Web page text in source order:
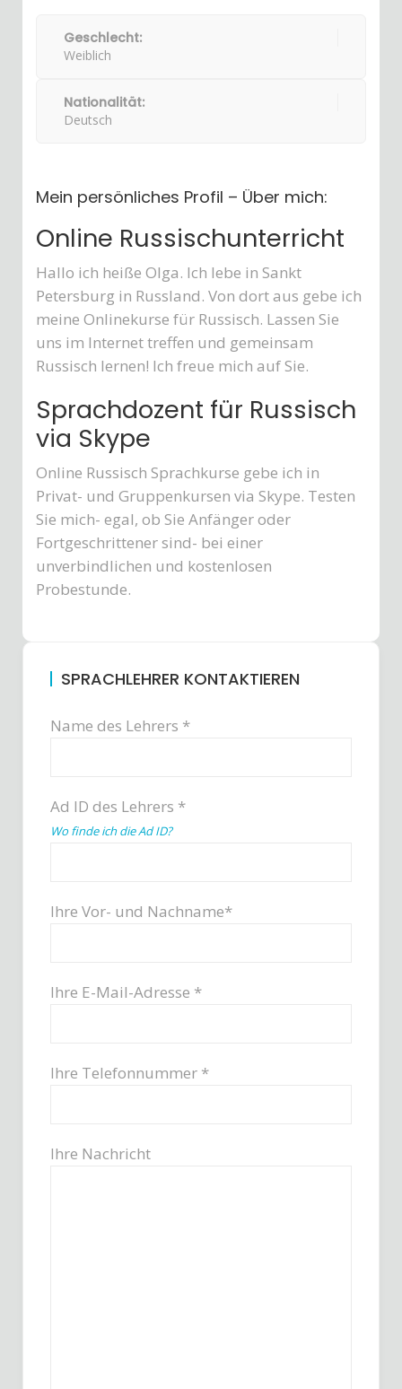
Geschlecht:
Weiblich
Nationalität:
Deutsch
Mein persönliches Profil – Über mich:
Online Russischunterricht
Hallo ich heiße Olga. Ich lebe in Sankt
Petersburg in Russland. Von dort aus gebe ich
meine Onlinekurse für Russisch. Lassen Sie
uns im Internet treffen und gemeinsam
Russisch lernen! Ich freue mich auf Sie.
Sprachdozent für Russisch
via Skype
Online Russisch Sprachkurse gebe ich in
Privat- und Gruppenkursen via Skype. Testen
Sie mich- egal, ob Sie Anfänger oder
Fortgeschrittener sind- bei einer
unverbindlichen und kostenlosen
Probestunde.
SPRACHLEHRER KONTAKTIEREN
Name des Lehrers *
Ad ID des Lehrers *
Wo finde ich die Ad ID?
Ihre Vor- und Nachname*
Ihre E-Mail-Adresse *
Ihre Telefonnummer *
Ihre Nachricht